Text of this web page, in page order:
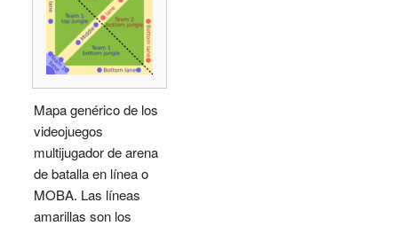
Mapa genérico de los
videojuegos
multijugador de arena
de batalla en línea o
MOBA. Las líneas
amarillas son los